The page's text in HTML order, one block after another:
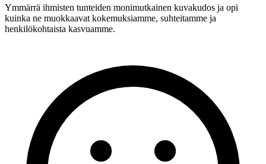
Ymmärrä ihmisten tunteiden monimutkainen kuvakudos ja opi
kuinka ne muokkaavat kokemuksiamme, suhteitamme ja
henkilökohtaista kasvuamme.